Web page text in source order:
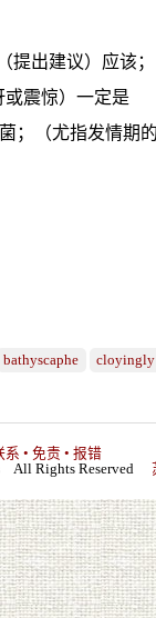
出建议）应该
震惊）一定是
（尤指发情期
bathyscaphe cloyingly
系 • 免责 • 报错
All Rights Reserved